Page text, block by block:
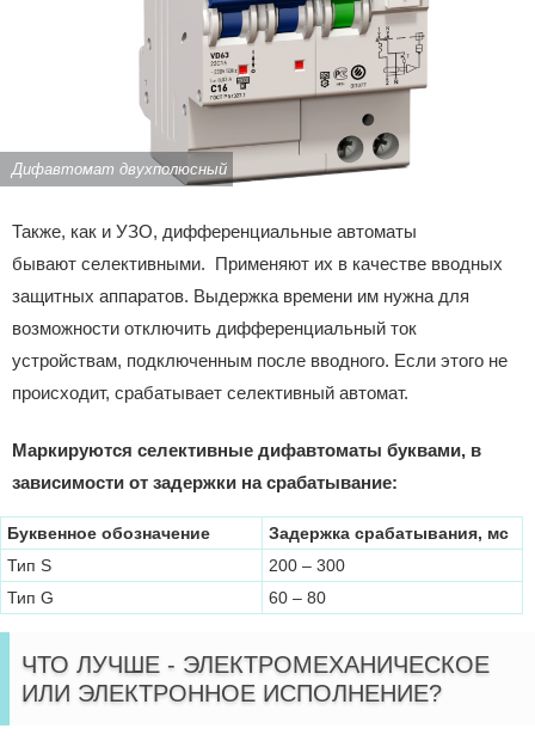
Дифавтомат двухполюсный
Также, как и УЗО, дифференциальные автоматы
бывают селективными. Применяют их в качестве вводных
защитных аппаратов. Выдержка времени им нужна для
возможности отключить дифференциальный ток
устройствам, подключенным после вводного. Если этого не
происходит, срабатывает селективный автомат.
Маркируются селективные дифавтоматы буквами, в
зависимости от задержки на срабатывание:
Буквенное обозначение
Задержка срабатывания, мс
Тип S
200 – 300
Тип G
60 – 80
ЧТО ЛУЧШЕ - ЭЛЕКТРОМЕХАНИЧЕСКОЕ
ИЛИ ЭЛЕКТРОННОЕ ИСПОЛНЕНИЕ?